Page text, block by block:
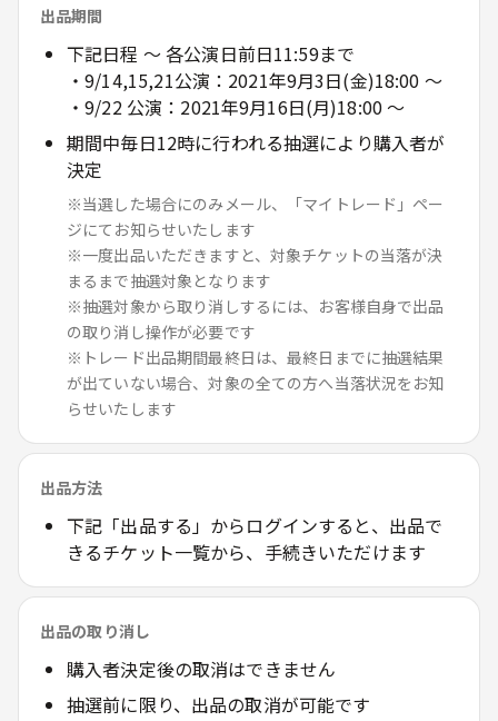
出品期間
下記日程 ～ 各公演日前日11:59まで
・9/14,15,21公演：2021年9月3日(金)18:00 ～
・9/22 公演：2021年9月16日(月)18:00 ～
期間中毎日12時に行われる抽選により購入者が
決定
※当選した場合にのみメール、「マイトレード」ペー
ジにてお知らせいたします
※一度出品いただきますと、対象チケットの当落が決
まるまで抽選対象となります
※抽選対象から取り消しするには、お客様自身で出品
の取り消し操作が必要です
※トレード出品期間最終日は、最終日までに抽選結果
が出ていない場合、対象の全ての方へ当落状況をお知
らせいたします
出品方法
下記「出品する」からログインすると、出品で
きるチケット一覧から、手続きいただけます
出品の取り消し
購入者決定後の取消はできません
抽選前に限り、出品の取消が可能です